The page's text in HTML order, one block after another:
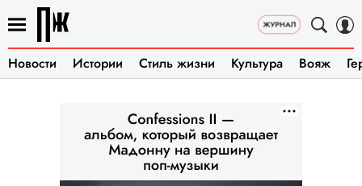
Новости Истории Стиль жизни Культура Вояж